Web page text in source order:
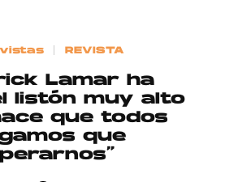
Publicidad
Contacto
Aviso Legal
REVISTA
Lamar ha
listón muy alto
que todos
que